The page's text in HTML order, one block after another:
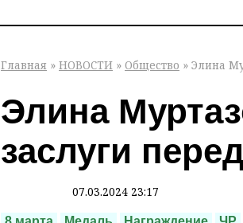
Главная » НОВОСТИ » Общество » Элина
Элина
заслуги
07.03.2024 23:17